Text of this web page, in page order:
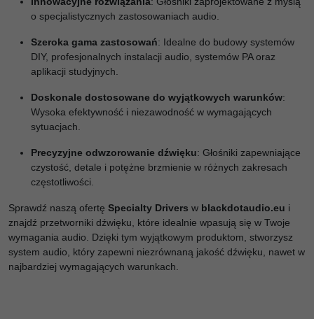
o specjalistycznych zastosowaniach audio.
Szeroka gama zastosowań: Idealne do budowy systemów
DIY, profesjonalnych instalacji audio, systemów PA oraz
aplikacji studyjnych.
Doskonale dostosowane do wyjątkowych warunków:
Wysoka efektywność i niezawodność w wymagających
sytuacjach.
Precyzyjne odwzorowanie dźwięku: Głośniki zapewniające
czystość, detale i potężne brzmienie w różnych zakresach
częstotliwości.
Sprawdź naszą ofertę Specialty Drivers w blackdotaudio.eu i
znajdź przetworniki dźwięku, które idealnie wpasują się w Twoje
wymagania audio. Dzięki tym wyjątkowym produktom, stworzysz
system audio, który zapewni niezrównaną jakość dźwięku, nawet w
najbardziej wymagających warunkach.